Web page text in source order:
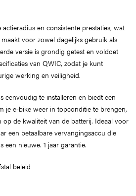
en consistente prestaties, wat
voor zowel dagelijks gebruik als
versie is grondig getest en voldoet
van QWIC, zodat je kunt
werking en veiligheid.
eenvoudig te installeren en biedt een
je e-bike weer in topconditie te brengen,
op de kwaliteit van de batterij. Ideaal voor
een betaalbare vervangingsaccu die
een nieuwe. 1 jaar garantie.
beleid